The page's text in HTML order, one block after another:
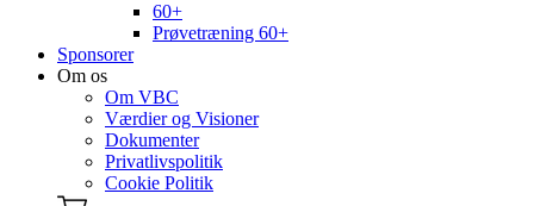
60+
Prøvetræning 60+
Sponsorer
Om os
Om VBC
Værdier og Visioner
Dokumenter
Privatlivspolitik
Cookie Politik